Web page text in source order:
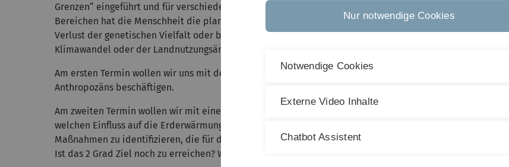
Grenzen“ eingeführt und für verschiedene Bereiche diese Grenzen quantitativ definiert. In verschiedenen
Bereichen hat die Menschheit die planetaren Grenzen bereits überschritten, wie beispielsweise beim
Verlust der genetischen Vielfalt oder beim Einsatz von Düngemitteln. In anderen Bereichen wie dem
Klimawandel oder der Landnutzungsänderung kommen wir in Grenzbereiche.
Am ersten Termin wollen wir uns mit den Begriffen der planetaren Grenzen, der Nachhaltigkeit und des
Anthropozäns beschäftigen.
Am zweiten Termin wollen wir mit einem Simulationsprogramm untersuchen, welche Handlungen
welchen Einfluss auf die Erderwärmung haben. Gemeinsam werden wir versuchen, in der Klimasimulation
Maßnahmen zu identifizieren, die für die Einhaltung das Pariser Klimaschutzabkommens notwendig sind.
Ist das 2 Grad Ziel noch zu erreichen? Wie sieht es mit dem 1,5 Grad Ziel aus?
Nur notwendige Cookies
Notwendige Cookies
Externe Video Inhalte
Chatbot Assistent